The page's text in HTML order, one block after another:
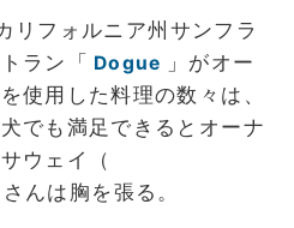
リフォルニア州サンフラ
ラン「 Dogue
」がオー
使用した料理の数々は、
でも満足できるとオーナ
ウェイ（
んは胸を張る。